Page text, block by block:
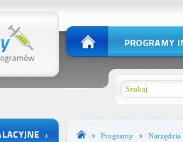
Programy Narzędzia